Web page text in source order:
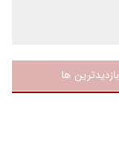
ها